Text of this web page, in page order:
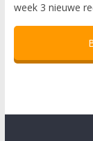
week 3 nieuwe